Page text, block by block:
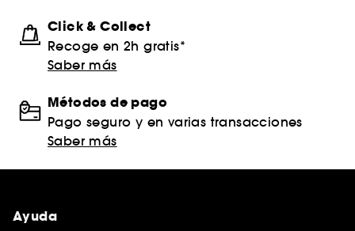
Click & Collect
Recoge en 2h gratis*
Saber más
Métodos de pago
Pago seguro y en varias transacciones
Saber más
Ayuda